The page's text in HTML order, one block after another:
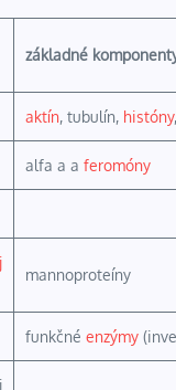
základné
aktín, tubulín, históny
alfa a a feromóny
mannoproteíny
funkčné enzýmy